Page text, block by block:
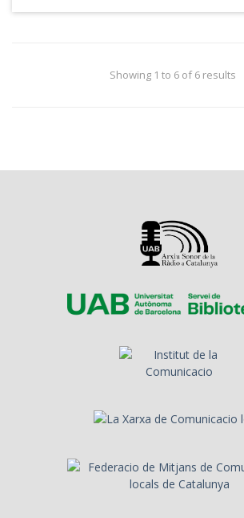
Showing 1 to 6 of 6 results